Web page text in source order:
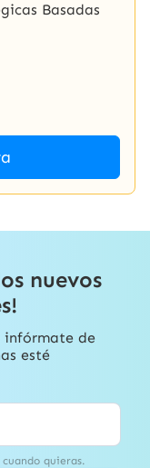
Basadas
nuevos
infórmate de
esté
quieras.